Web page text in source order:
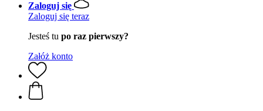
Zaloguj się
Zaloguj się teraz
Jesteś tu po raz pierwszy?
Załóż konto